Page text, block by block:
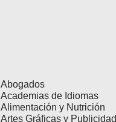
Abogados
Academias de Idiomas
Alimentación y Nutrición
Artes Gráficas y Publicidad